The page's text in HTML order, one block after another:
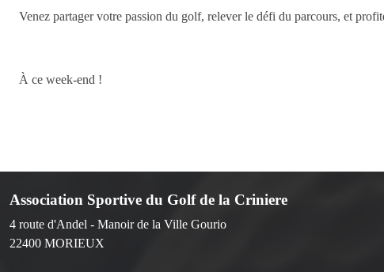
Venez partager votre passion du golf, relever le défi du parcours, et
À ce week-end !
Association Sportive du Golf de la Criniere
4 route d'Andel - Manoir de la Ville Gourio
22400 MORIEUX